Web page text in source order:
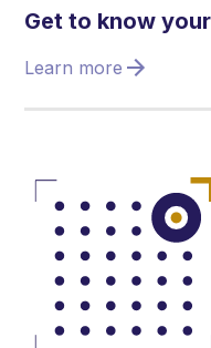
Get to know
Learn more